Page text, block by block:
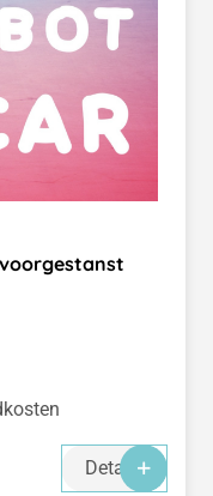
Details